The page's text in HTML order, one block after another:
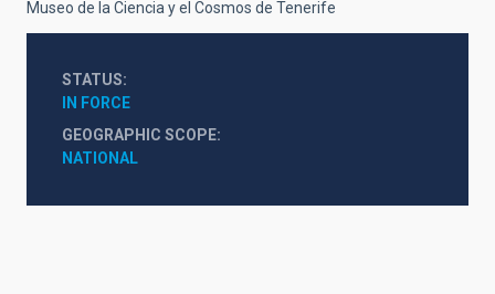
Museo de la Ciencia y el Cosmos de Tenerife
STATUS
IN FORCE
GEOGRAPHIC SCOPE
NATIONAL